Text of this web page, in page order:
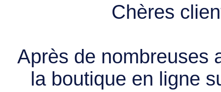
Chères
Après de nombreuses
la boutique en ligne